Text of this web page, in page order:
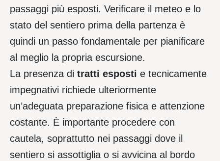
passaggi più esposti. Verificare il meteo e lo
stato del sentiero prima della partenza è
quindi un passo fondamentale per pianificare
al meglio la propria escursione.
La presenza di tratti esposti e tecnicamente
impegnativi richiede ulteriormente
un’adeguata preparazione fisica e attenzione
costante. È importante procedere con
cautela, soprattutto nei passaggi dove il
sentiero si assottiglia o si avvicina al bordo